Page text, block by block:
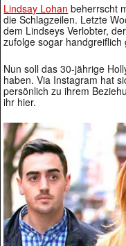
Lindsay Lohan beherrscht
die Schlagzeilen. Letzte
dem Lindseys Verlobter,
zufolge sogar handgreiflich
Nun soll das 30-jährige
haben. Via Instagram hat
persönlich zu ihrem
ihr hier.